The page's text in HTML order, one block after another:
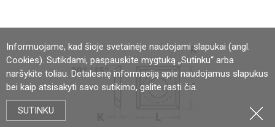
Informuojame, kad šioje svetainėje naudojami slapukai (angl.
Cookies). Sutikdami, paspauskite mygtuką „Sutinku“ arba
naršykite toliau. Detalesnę informaciją apie naudojamus slapukus
bei kaip atsisakyti savo sutikimo, galite rasti čia.
SUTINKU